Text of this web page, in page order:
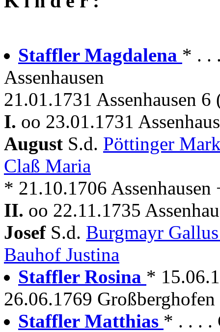
Staffler Magdalena * . .
Assenhausen
21.01.1731 Assenhausen
I. oo 23.01.1731
August S.d. Pöttinger
Claß Maria
* 21.10.1706 Assenhausen
II. oo 22.11.1735
Josef S.d. Burgmayr
Bauhof Justina
Staffler Rosina *
26.06.1769
Staffler Matthias * . . . .